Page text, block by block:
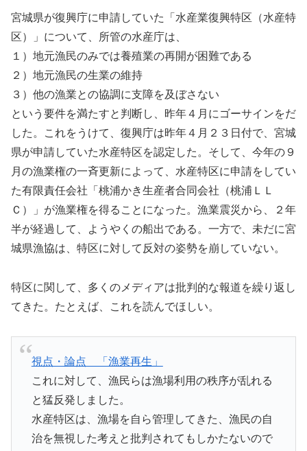
宮城県が復興庁に申請していた「水産業復興特区（水産特
区）」について、所管の水産庁は、
１）地元漁民のみでは養殖業の再開が困難である
２）地元漁民の生業の維持
３）他の漁業との協調に支障を及ぼさない
という要件を満たすと判断し、昨年４月にゴーサインをだ
した。これをうけて、復興庁は昨年４月２３日付で、宮城
県が申請していた水産特区を認定した。そして、今年の９
月の漁業権の一斉更新によって、水産特区に申請をしてい
た有限責任会社「桃浦かき生産者合同会社（桃浦ＬＬ
Ｃ）」が漁業権を得ることになった。漁業震災から、２年
半が経過して、ようやくの船出である。一方で、未だに宮
城県漁協は、特区に対して反対の姿勢を崩していない。
特区に関して、多くのメディアは批判的な報道を繰り返し
てきた。たとえば、これを読んでほしい。
視点・論点 「漁業再生」
これに対して、漁民らは漁場利用の秩序が乱れる
と猛反発しました。
水産特区は、漁場を自ら管理してきた、漁民の自
治を無視した考えと批判されてもしかたないので